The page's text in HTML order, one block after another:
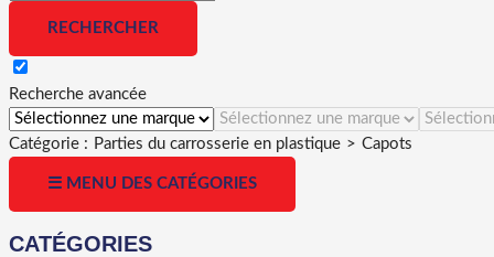
Recherche avancée
Catégorie : Parties du carrosserie en plastique > Capots
☰ MENU DES CATÉGORIES
CATÉGORIES